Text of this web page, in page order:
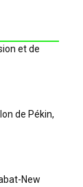
et de
de Pékin,
New